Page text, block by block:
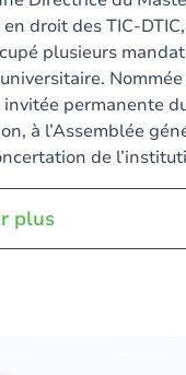
droit des TIC-
plusieurs
permanente
à l’Assemblée
de
plus